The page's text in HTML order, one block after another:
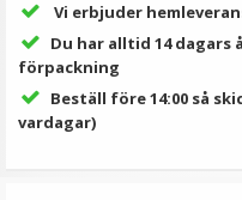
Tejp
Vi erbjuder
Du har alltid 14
förpackning
Beställ före 14:00 så
vardagar)